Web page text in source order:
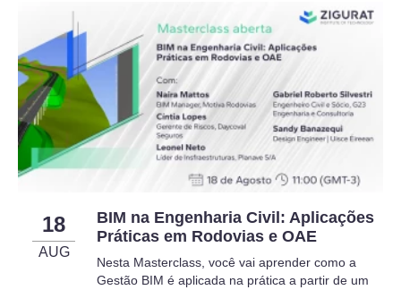
18
AUG
BIM na Engenharia Civil: Aplicações
Práticas em Rodovias e OAE
Nesta Masterclass, você vai aprender como a
Gestão BIM é aplicada na prática a partir de um